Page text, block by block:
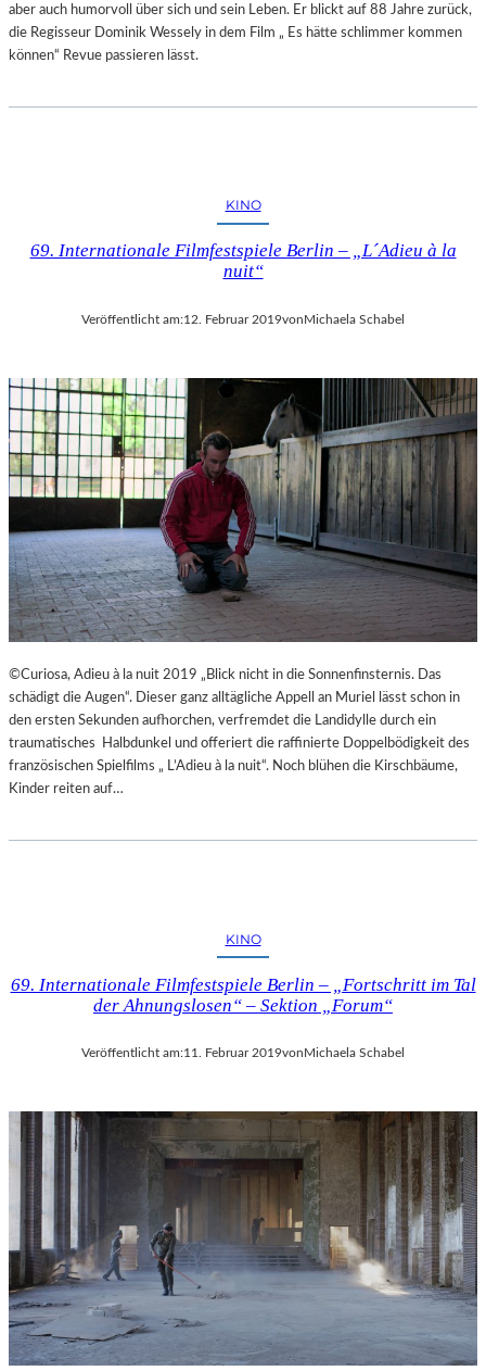
aber auch humorvoll über sich und sein Leben. Er blickt auf 88 Jahre zurück,
die Regisseur Dominik Wessely in dem Film „ Es hätte schlimmer kommen
können“ Revue passieren lässt.
KINO
69. Internationale Filmfestspiele Berlin – „L´Adieu à la
nuit“
Veröffentlicht am:12. Februar 2019vonMichaela Schabel
©Curiosa, Adieu à la nuit 2019 „Blick nicht in die Sonnenfinsternis. Das
schädigt die Augen“. Dieser ganz alltägliche Appell an Muriel lässt schon in
den ersten Sekunden aufhorchen, verfremdet die Landidylle durch ein
traumatisches Halbdunkel und offeriert die raffinierte Doppelbödigkeit des
französischen Spielfilms „ L’Adieu à la nuit“. Noch blühen die Kirschbäume,
Kinder reiten auf…
KINO
69. Internationale Filmfestspiele Berlin – „Fortschritt im Tal
der Ahnungslosen“ – Sektion „Forum“
Veröffentlicht am:11. Februar 2019vonMichaela Schabel